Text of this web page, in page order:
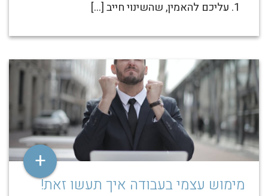
+
מימוש עצמי בעבודה איך תעשו זאת!